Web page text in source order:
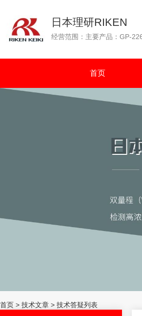
日本理研RIKEN
首页
首页 > 技术文章 > 技术答疑列表